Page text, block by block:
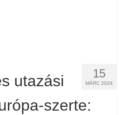
15
MÁRC 2024
utazási
szerte: